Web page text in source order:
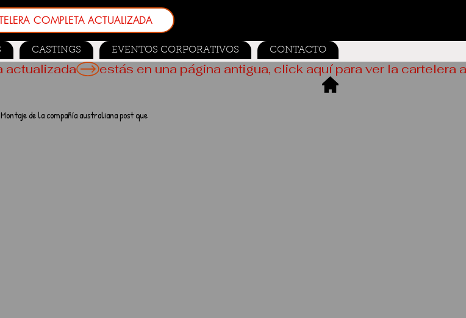
COMPLETA ACTUALIZADA
CASTINGS EVENTOS CORPORATIVOS CONTACTO
de la compañía australiana post que
actualizada